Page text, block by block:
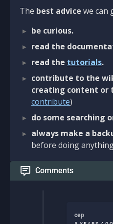
The best advice we can
be curious.
read the
read the tutorials.
contribute to the
creating content or
contribute)
do some searching
always make a
before doing
Comments
cep